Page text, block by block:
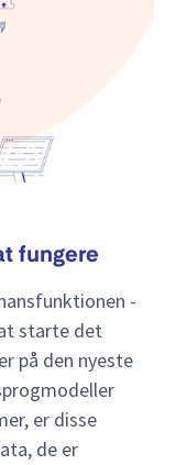
fungere
-
starte det
på den nyeste
er disse
de er